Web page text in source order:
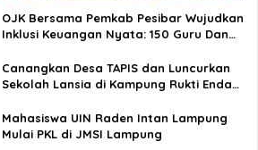
Mulai PKL di JMSI Lampung
Hampir Rampung Berkat Program
TMMD (TNI Manunggal Membangun
Pria ini Ditangkap Satres Narkoba
Polres Lampung Tengah